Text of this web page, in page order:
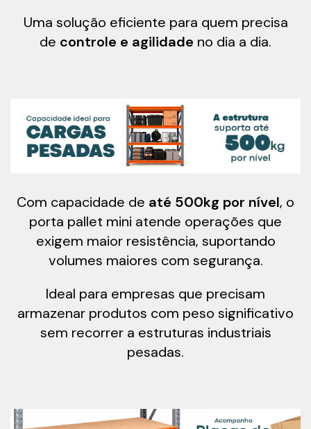
Uma solução eficiente para quem precisa
de controle e agilidade no dia a dia.
Com capacidade de até 500kg por nível, o
porta pallet mini atende operações que
exigem maior resistência, suportando
volumes maiores com segurança.
Ideal para empresas que precisam
armazenar produtos com peso significativo
sem recorrer a estruturas industriais
pesadas.